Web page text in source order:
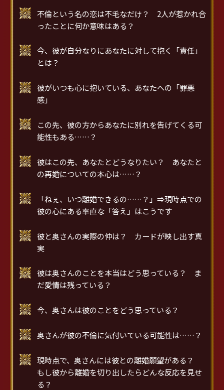
不倫という名の恋は不毛なだけ？ 2人が惹かれ合
ったことに何か意味はある？
今、彼が自分なりにあなたに対して抱く「責任」
とは？
彼がいつも心に抱いている、あなたへの「罪悪
感」
この先、彼の方からあなたに別れを告げてくる可
能性もある……？
彼はこの先、あなたとどうなりたい？ あなたと
の再婚についての本心は……？
「ねぇ、いつ離婚できるの……？」⇒現時点での
彼の心にある率直な「答え」はこうです
彼と奥さんの実際の仲は？ カードが映し出す真
実
彼は奥さんのことを本当はどう思っている？ ま
だ愛情は残っている？
今、奥さんは彼のことをどう思っている？
奥さんが彼の不倫に気付いている可能性は……？
現時点で、奥さんには彼との離婚願望がある？
もし彼から離婚を切り出したらどんな反応を見せ
る？